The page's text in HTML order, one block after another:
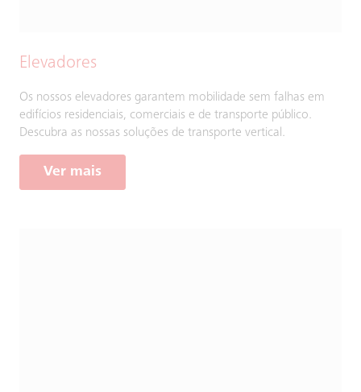
Elevadores
Os nossos elevadores garantem mobilidade sem falhas em
edifícios residenciais, comerciais e de transporte público.
Descubra as nossas soluções de transporte vertical.
Ver mais